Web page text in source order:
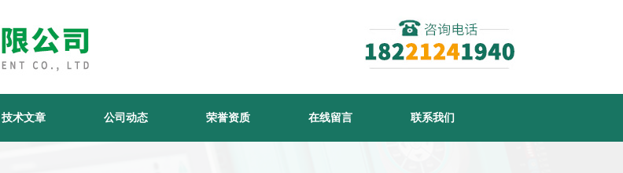
技术文章 公司动态 荣誉资质 在线留言 联系我们